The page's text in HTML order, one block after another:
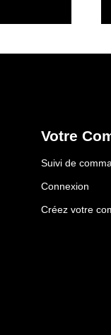
Votre
Suivi de
Connexion
Créez votre